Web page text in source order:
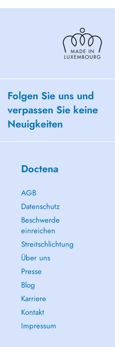
Folgen Sie uns und
verpassen Sie keine
Neuigkeiten
Doctena
AGB
Datenschutz
Beschwerde
einreichen
Streitschlichtung
Über uns
Presse
Blog
Karriere
Kontakt
Impressum